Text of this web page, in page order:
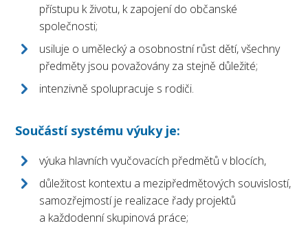
přístupu k životu, k zapojení do občanské
společnosti;
usiluje o umělecký a osobnostní růst dětí, všechny
předměty jsou považovány za stejně důležité;
intenzivně spolupracuje s rodiči.
Součástí systému výuky je:
výuka hlavních vyučovacích předmětů v blocích,
důležitost kontextu a mezipředmětových souvislostí,
samozřejmostí je realizace řady projektů
a každodenní skupinová práce;